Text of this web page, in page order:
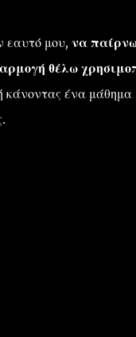
εαυτό μου, να
θέλω
κάνοντας ένα